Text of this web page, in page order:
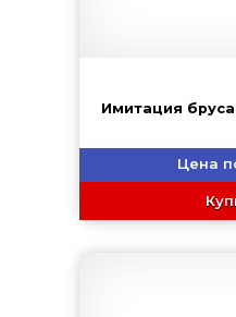
Имитация
Цена